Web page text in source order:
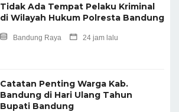
Tidak Ada Tempat Pelaku Kriminal
di Wilayah Hukum Polresta Bandung
Bandung Raya 24 jam lalu
Catatan Penting Warga Kab.
Bandung di Hari Ulang Tahun
Bupati Bandung